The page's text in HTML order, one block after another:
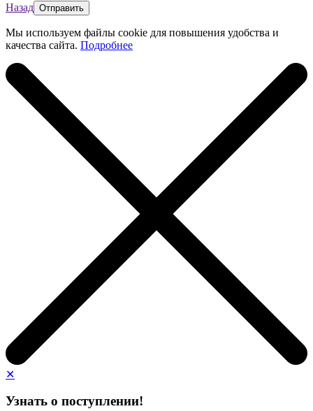
Назад
Мы используем файлы cookie для повышения удобства и
качества сайта. Подробнее
✕
Узнать о поступлении!